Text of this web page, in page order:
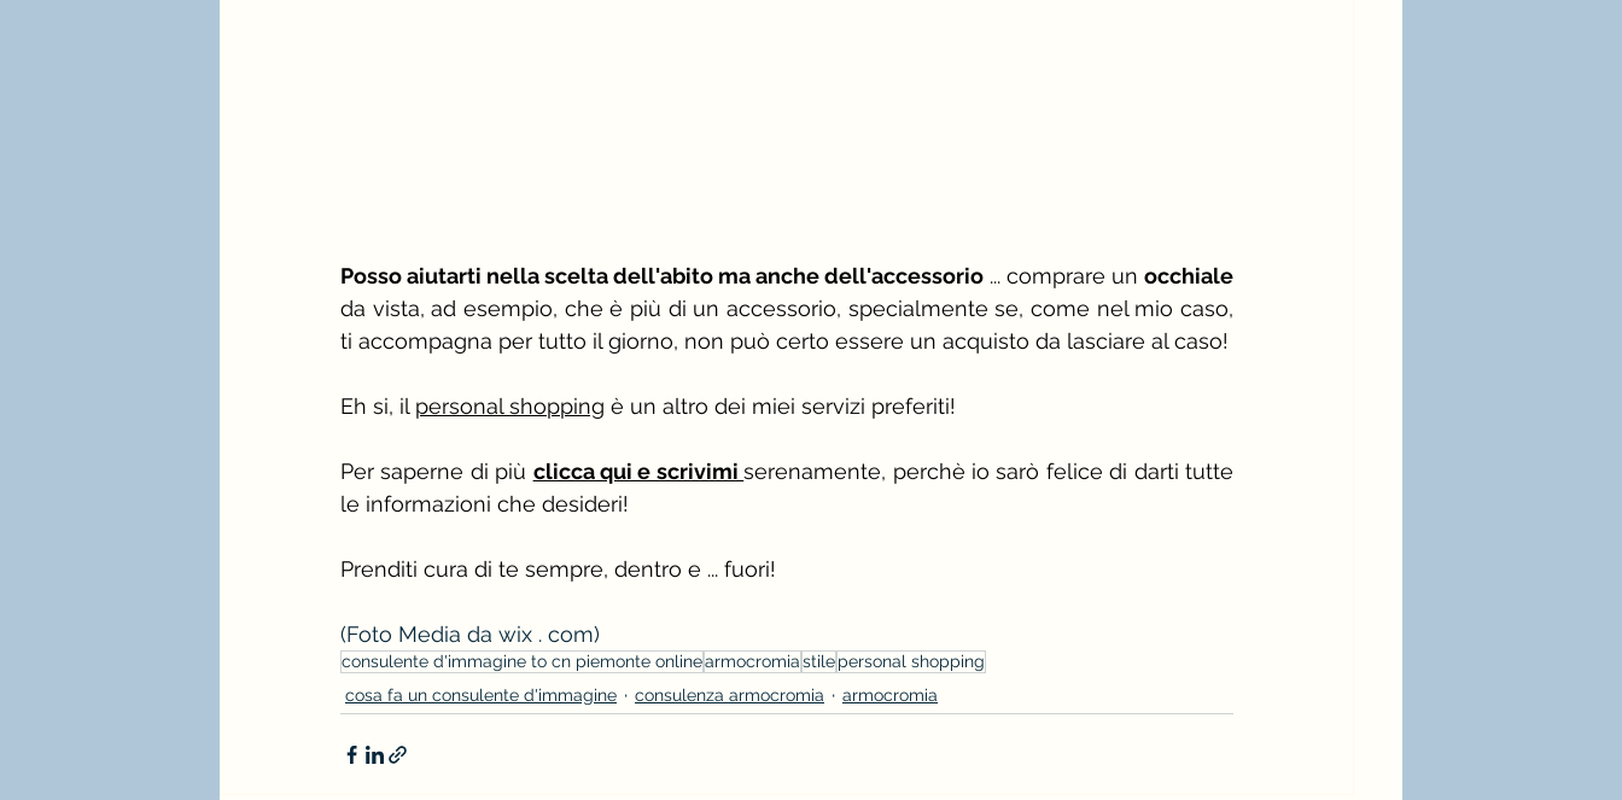
Posso aiutarti nella scelta dell'abito ma anche dell'accessorio ... comprare un
da vista, ad esempio, che è più di un accessorio, specialmente se, come nel mio caso,
ti accompagna per tutto il giorno, non può certo essere un acquisto da lasciare al caso!
Eh si, il personal shopping è un altro dei miei servizi preferiti!
Per saperne di più clicca qui e scrivimi serenamente, perchè io sarò felice di darti tutte
le informazioni che desideri!
Prenditi cura di te sempre, dentro e ... fuori!​
(Foto Media da wix . com)
consulente d'immagine to cn piemonte onlinearmocromiastilepersonal shopping
cosa fa un consulente d'immagine
consulenza armocromia armocromia